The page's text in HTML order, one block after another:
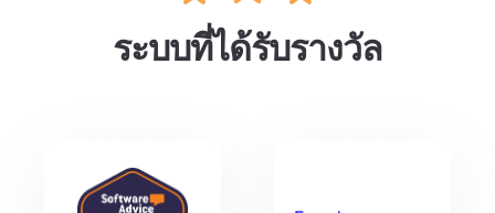
ระบบที่ได้รับรางวัล